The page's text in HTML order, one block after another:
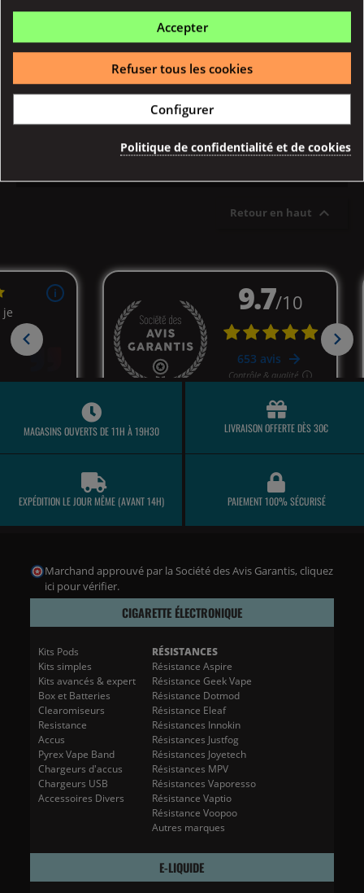
Résistance DOTSTICK 1.0 ohm
Détail
Achat Rapide
Retour en haut 
MAGASINS OUVERTS DE 11H À 19H30 LIVRAISON OFFERTE DÈS 30€
EXPÉDITION LE JOUR MÊME (AVANT 14H) PAIEMENT 100% SÉCURISÉ
Marchand approuvé par la Société des Avis Garantis, cliquez
ici pour vérifier.
CIGARETTE ÉLECTRONIQUE
Kits Pods
Kits simples
Kits avancés & expert
Box et Batteries
Clearomiseurs
Resistance
Accus
Pyrex Vape Band
Chargeurs d'accus
Chargeurs USB
Accessoires Divers
RÉSISTANCES
Résistance Aspire
Résistance Geek Vape
Résistance Dotmod
Résistance Eleaf
Résistances Innokin
Résistances Justfog
Résistances Joyetech
Résistances MPV
Résistances Vaporesso
Résistance Vaptio
Résistance Voopoo
Autres marques
E-LIQUIDE
Accepter
Refuser tous les cookies
Configurer
Politique de confidentialité et de cookies